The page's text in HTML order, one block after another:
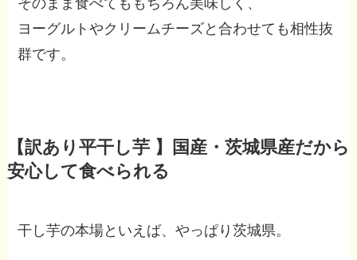
そのまま食べてももちろん美味しく、
ヨーグルトやクリームチーズと合わせても相性抜
群です。
【訳あり平干し芋 】
国産・茨城県産だから
安心して食べられる
干し芋の本場といえば、やっぱり茨城県。